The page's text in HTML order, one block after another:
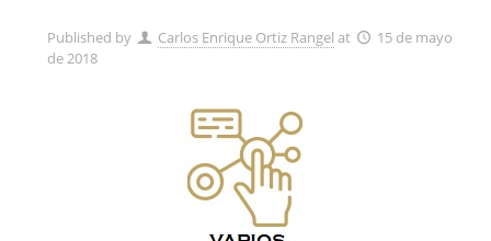
Published by Carlos Enrique Ortiz Rangel at
15 de mayo
de 2018